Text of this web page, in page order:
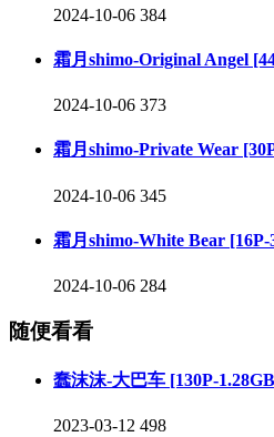
2024-10-06 384
霜月shimo-Original Angel
2024-10-06 373
霜月shimo-Private Wear
2024-10-06 345
霜月shimo-White Bear
2024-10-06 284
随便看看
蠢沫沫-大巴车 [130P-
2023-03-12 498